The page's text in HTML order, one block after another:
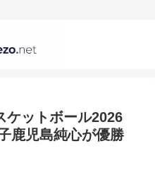
ケットボール2026
鹿児島純心が優勝